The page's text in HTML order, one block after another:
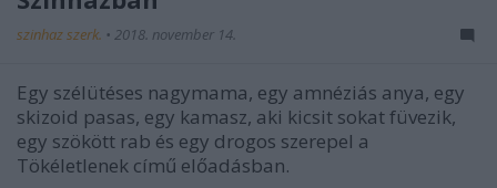
szinhaz szerk. • 2018. november 14.
Egy szélütéses nagymama, egy amnéziás anya, egy
skizoid pasas, egy kamasz, aki kicsit sokat füvezik,
egy szökött rab és egy drogos szerepel a
Tökéletlenek című előadásban.